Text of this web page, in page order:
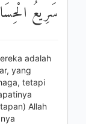
سَرِيعُ
adalah
yang
tetapi
Allah